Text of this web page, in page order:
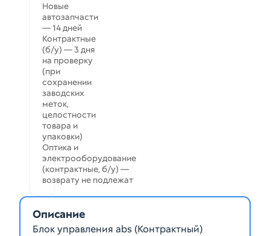
Новые
автозапчасти
— 14 дней
Контрактные
(б/у) — 3 дня
на проверку
(при
сохранении
заводских
меток,
целостности
товара и
упаковки)
Оптика и
электрооборудование
(контрактные, б/у) —
возврату не подлежат
Описание
Блок управления abs (Контрактный)